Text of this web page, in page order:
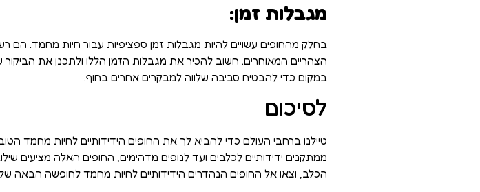
מגבלות זמן:
בחלק מהחופים עשויים להיות מגבלות זמן ספציפיות עבור חיות מחמד.
הצהריים המאוחרים. חשוב להכיר את מגבלות הזמן הללו ולתכנן את
במקום כדי להבטיח סביבה שלווה למבקרים אחרים בחוף.
לסיכום
טיילנו ברחבי העולם כדי להביא לך את החופים הידידותיים לחיות מחמד
ממתקנים ידידותיים לכלבים ועד לנופים מדהימים, החופים האלה מציעים
הכלב, וצאו אל החופים הנהדרים הידידותיים לחיות מחמד לחופשה הבאה